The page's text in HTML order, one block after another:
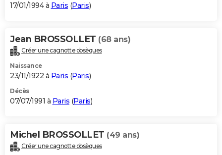
17/01/1994 à Paris (Paris)
Jean BROSSOLLET (68 ans)
Créer une cagnotte obsèques
Naissance
23/11/1922 à Paris (Paris)
Décès
07/07/1991 à Paris (Paris)
Michel BROSSOLLET (49 ans)
Créer une cagnotte obsèques